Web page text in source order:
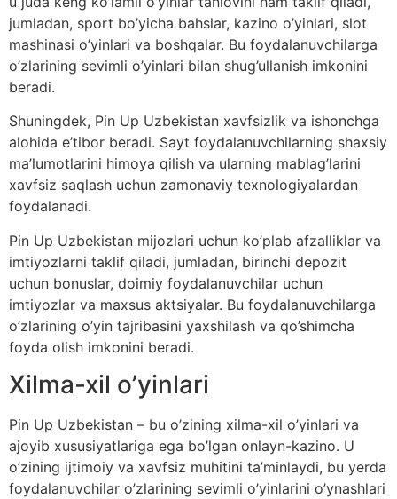
jumladan, sport bo’yicha bahslar, kazino o’yinlari, slot
mashinasi o’yinlari va boshqalar. Bu foydalanuvchilarga
o’zlarining sevimli o’yinlari bilan shug’ullanish imkonini
beradi.
Shuningdek, Pin Up Uzbekistan xavfsizlik va ishonchga
alohida e’tibor beradi. Sayt foydalanuvchilarning shaxsiy
ma’lumotlarini himoya qilish va ularning mablag’larini
xavfsiz saqlash uchun zamonaviy texnologiyalardan
foydalanadi.
Pin Up Uzbekistan mijozlari uchun ko’plab afzalliklar va
imtiyozlarni taklif qiladi, jumladan, birinchi depozit
uchun bonuslar, doimiy foydalanuvchilar uchun
imtiyozlar va maxsus aktsiyalar. Bu foydalanuvchilarga
o’zlarining o’yin tajribasini yaxshilash va qo’shimcha
foyda olish imkonini beradi.
Xilma-xil o’yinlari
Pin Up Uzbekistan – bu o’zining xilma-xil o’yinlari va
ajoyib xususiyatlariga ega bo’lgan onlayn-kazino. U
o’zining ijtimoiy va xavfsiz muhitini ta’minlaydi, bu yerda
foydalanuvchilar o’zlarining sevimli o’yinlarini o’ynashlari